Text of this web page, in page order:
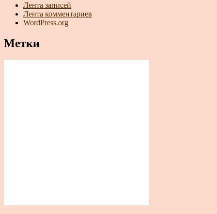
Лента записей
Лента комментариев
WordPress.org
Метки